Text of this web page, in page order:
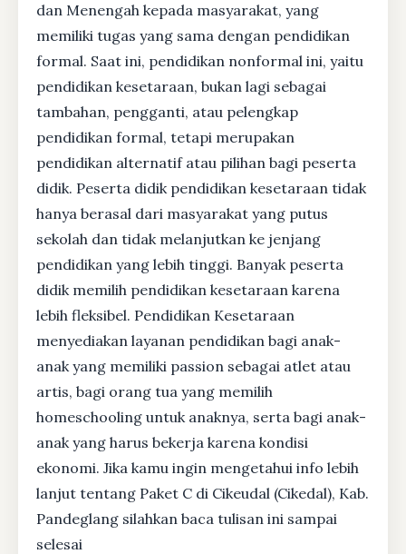
dan Menengah kepada masyarakat, yang
memiliki tugas yang sama dengan pendidikan
formal. Saat ini, pendidikan nonformal ini, yaitu
pendidikan kesetaraan, bukan lagi sebagai
tambahan, pengganti, atau pelengkap
pendidikan formal, tetapi merupakan
pendidikan alternatif atau pilihan bagi peserta
didik. Peserta didik pendidikan kesetaraan tidak
hanya berasal dari masyarakat yang putus
sekolah dan tidak melanjutkan ke jenjang
pendidikan yang lebih tinggi. Banyak peserta
didik memilih pendidikan kesetaraan karena
lebih fleksibel. Pendidikan Kesetaraan
menyediakan layanan pendidikan bagi anak-
anak yang memiliki passion sebagai atlet atau
artis, bagi orang tua yang memilih
homeschooling untuk anaknya, serta bagi anak-
anak yang harus bekerja karena kondisi
ekonomi. Jika kamu ingin mengetahui info lebih
lanjut tentang Paket C di Cikeudal (Cikedal), Kab.
Pandeglang silahkan baca tulisan ini sampai
selesai